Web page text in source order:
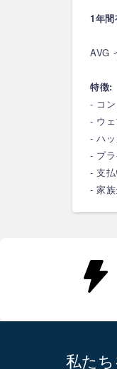
1年間
AVG
特徴:
- コ
- ウ
- ハ
- プ
- 支
- 家
私た